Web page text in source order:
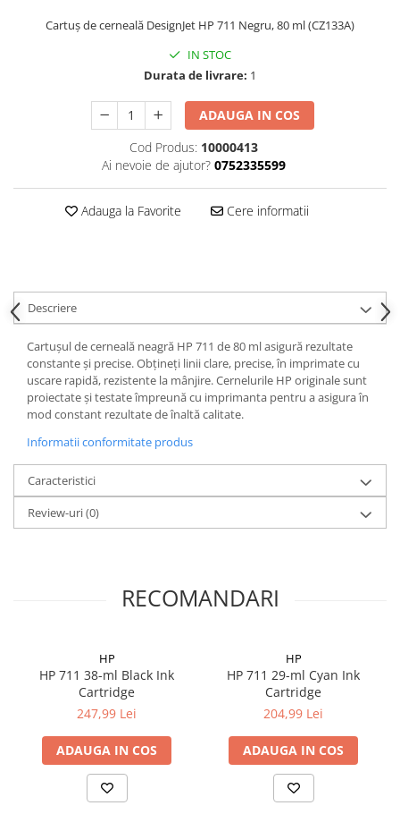
Cartuş de cerneală DesignJet HP 711 Negru, 80 ml (CZ133A)
IN STOC
Durata de livrare: 1
ADAUGA IN COS
Cod Produs: 10000413
Ai nevoie de ajutor? 0752335599
Adauga la Favorite Cere informatii
Descriere
Cartuşul de cerneală neagră HP 711 de 80 ml asigură rezultate
constante şi precise. Obţineţi linii clare, precise, în imprimate cu
uscare rapidă, rezistente la mânjire. Cernelurile HP originale sunt
proiectate şi testate împreună cu imprimanta pentru a asigura în
mod constant rezultate de înaltă calitate.
Informatii conformitate produs
Caracteristici
Review-uri(0)
RECOMANDARI
HP
HP 711 38-ml Black Ink
Cartridge
247,99 Lei
ADAUGA IN COS
HP
HP 711 29-ml Cyan Ink
Cartridge
204,99 Lei
ADAUGA IN COS